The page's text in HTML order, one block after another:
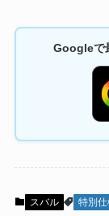
Googleで
スバル 特別